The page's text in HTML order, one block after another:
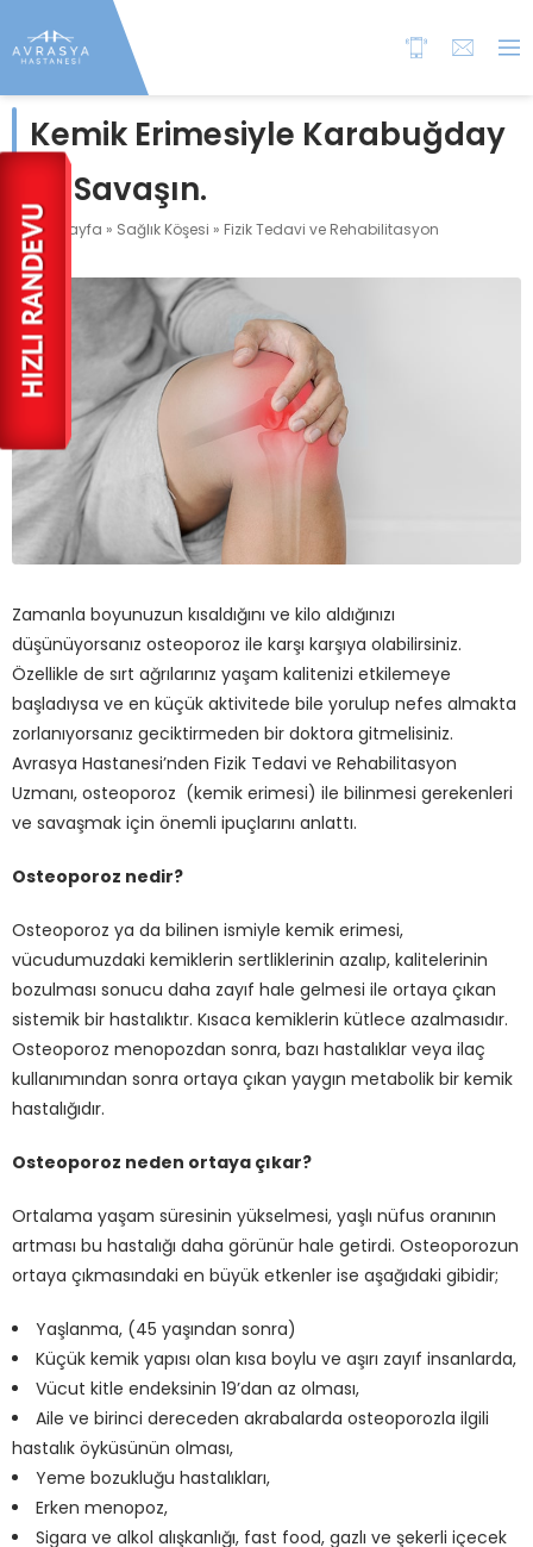
Kemik Erimesiyle Karabuğday
İle Savaşın.
Anasayfa » Sağlık Köşesi » Fizik Tedavi ve Rehabilitasyon
Zamanla boyunuzun kısaldığını ve kilo aldığınızı
düşünüyorsanız osteoporoz ile karşı karşıya olabilirsiniz.
Özellikle de sırt ağrılarınız yaşam kalitenizi etkilemeye
başladıysa ve en küçük aktivitede bile yorulup nefes almakta
zorlanıyorsanız geciktirmeden bir doktora gitmelisiniz.
Avrasya Hastanesi’nden Fizik Tedavi ve Rehabilitasyon
Uzmanı, osteoporoz (kemik erimesi) ile bilinmesi gerekenleri
ve savaşmak için önemli ipuçlarını anlattı.
Osteoporoz nedir?
Osteoporoz ya da bilinen ismiyle kemik erimesi,
vücudumuzdaki kemiklerin sertliklerinin azalıp, kalitelerinin
bozulması sonucu daha zayıf hale gelmesi ile ortaya çıkan
sistemik bir hastalıktır. Kısaca kemiklerin kütlece azalmasıdır.
Osteoporoz menopozdan sonra, bazı hastalıklar veya ilaç
kullanımından sonra ortaya çıkan yaygın metabolik bir kemik
hastalığıdır.
Osteoporoz neden ortaya çıkar?
Ortalama yaşam süresinin yükselmesi, yaşlı nüfus oranının
artması bu hastalığı daha görünür hale getirdi. Osteoporozun
ortaya çıkmasındaki en büyük etkenler ise aşağıdaki gibidir;
Yaşlanma, (45 yaşından sonra)
Küçük kemik yapısı olan kısa boylu ve aşırı zayıf insanlarda,
Vücut kitle endeksinin 19’dan az olması,
Aile ve birinci dereceden akrabalarda osteoporozla ilgili
hastalık öyküsünün olması,
Yeme bozukluğu hastalıkları,
Erken menopoz,
Sigara ve alkol alışkanlığı, fast food, gazlı ve şekerli içecek